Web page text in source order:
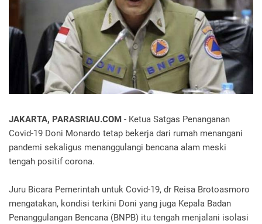
JAKARTA, PARASRIAU.COM - Ketua Satgas Penanganan
Covid-19 Doni Monardo tetap bekerja dari rumah menangani
pandemi sekaligus menanggulangi bencana alam meski
tengah positif corona.
Juru Bicara Pemerintah untuk Covid-19, dr Reisa Brotoasmoro
mengatakan, kondisi terkini Doni yang juga Kepala Badan
Penanggulangan Bencana (BNPB) itu tengah menjalani isolasi